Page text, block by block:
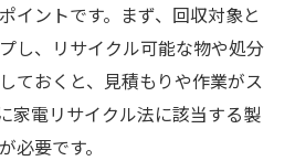
イントです。まず、回収対象と
し、リサイクル可能な物や処分
ておくと、見積もりや作業がス
家電リサイクル法に該当する製
必要です。